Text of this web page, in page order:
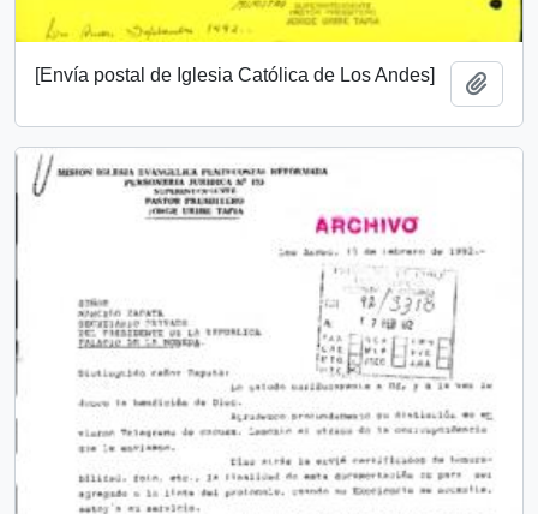
[Envía postal de Iglesia Católica de Los Andes]